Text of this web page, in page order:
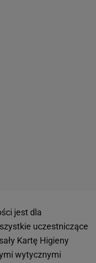
jest dla
uczestniczące
Kartę Higieny
wytycznymi